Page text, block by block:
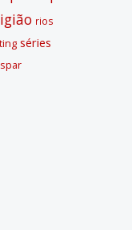
rios
séries